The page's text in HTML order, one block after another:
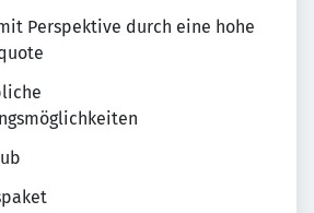
Perspektive durch eine hohe